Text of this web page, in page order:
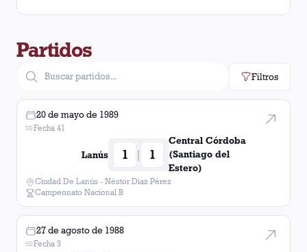
Partidos
Filtros
20 de mayo de 1989
Fecha 41
Lanús 1 | 1
Central Córdoba
(Santiago del
Estero)
Ciudad De Lanús - Néstor Diaz Pérez
Campeonato Nacional B
27 de agosto de 1988
Fecha 3